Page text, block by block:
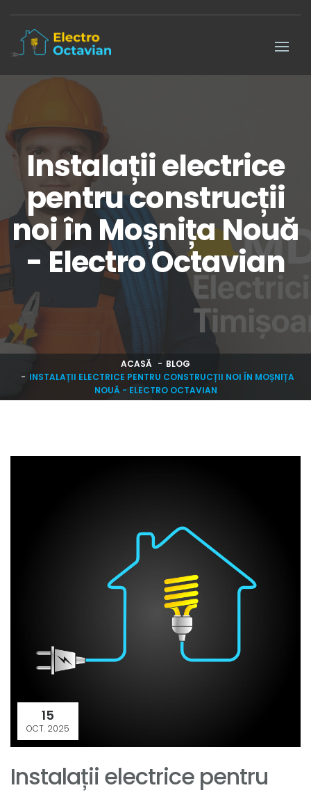
Instalații electrice
pentru construcții
noi în Moșnița Nouă
- Electro Octavian
ACASĂ
BLOG
INSTALAȚII ELECTRICE PENTRU CONSTRUCȚII NOI ÎN MOȘNIȚA
NOUĂ - ELECTRO OCTAVIAN
15
OCT. 2025
Instalații electrice pentru